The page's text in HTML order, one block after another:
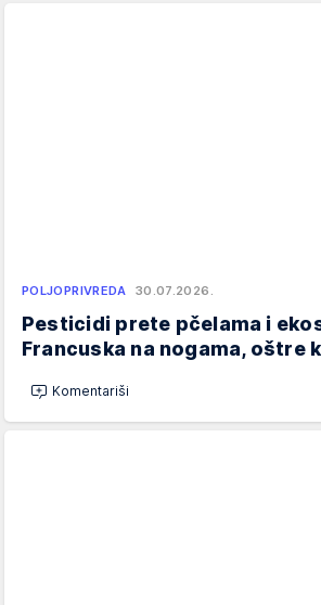
POLJOPRIVREDA 30.07.2026.
Pesticidi prete pčelama i
Francuska na nogama, oštre
Komentariši